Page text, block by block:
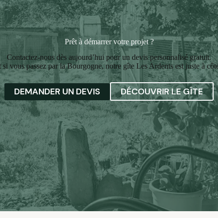
Prêt à démarrer votre projet ?
Contactez-nous dès aujourd’hui pour un devis personnalisé gratuit.
si vous passez par la Bourgogne, notre gîte Les Ardents est juste à
DEMANDER UN DEVIS DÉCOUVRIR LE GÎTE